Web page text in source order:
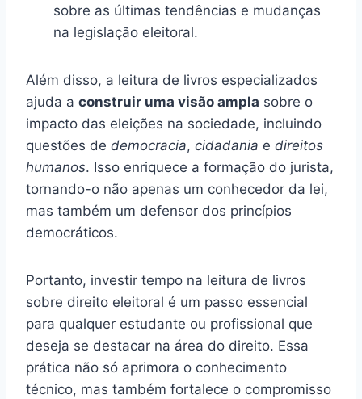
sobre as últimas tendências e mudanças
na legislação eleitoral.
Além disso, a leitura de livros especializados
ajuda a construir uma visão ampla sobre o
impacto das eleições na sociedade, incluindo
questões de democracia, cidadania e direitos
humanos. Isso enriquece a formação do jurista,
tornando-o não apenas um conhecedor da lei,
mas também um defensor dos princípios
democráticos.
Portanto, investir tempo na leitura de livros
sobre direito eleitoral é um passo essencial
para qualquer estudante ou profissional que
deseja se destacar na área do direito. Essa
prática não só aprimora o conhecimento
técnico, mas também fortalece o compromisso